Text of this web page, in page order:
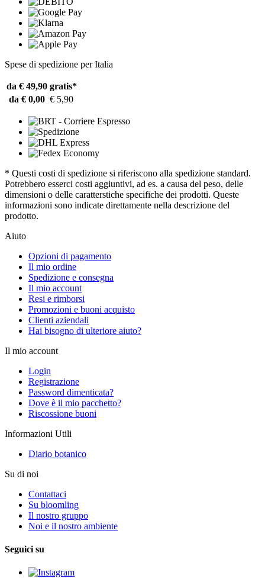
Spese di spedizione per Italia
da € 49,90 gratis*
da € 0,00 € 5,90
* Questi costi di spedizione si riferiscono alla spedizione standard.
Potrebbero esserci costi aggiuntivi, ad es. a causa del peso, delle
dimensioni o delle caratterstiche specifiche dei prodotti. Queste
informazioni sono indicate direttamente nella descrizione del
prodotto.
Aiuto
Opzioni di pagamento
Il mio ordine
Spedizione e consegna
Il mio account
Resi e rimborsi
Promozioni e buoni acquisto
Clienti aziendali
Hai bisogno di ulteriore aiuto?
Il mio account
Login
Registrazione
Password dimenticata?
Dove è il mio pacchetto?
Riscossione buoni
Informazioni Utili
Diario botanico
Su di noi
Contattaci
Su bloomling
Il nostro gruppo
Noi e il nostro ambiente
Seguici su